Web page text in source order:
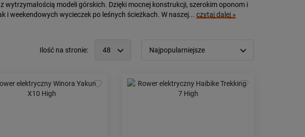
modeli górskich. Dzięki mocnej konstrukcji, szerokim oponom i
weekendowych wycieczek po leśnych ścieżkach. W naszej... czytaj dalej »
Ilość na stronie: 48 Najpopularniejsze
Cena:
od najniższej